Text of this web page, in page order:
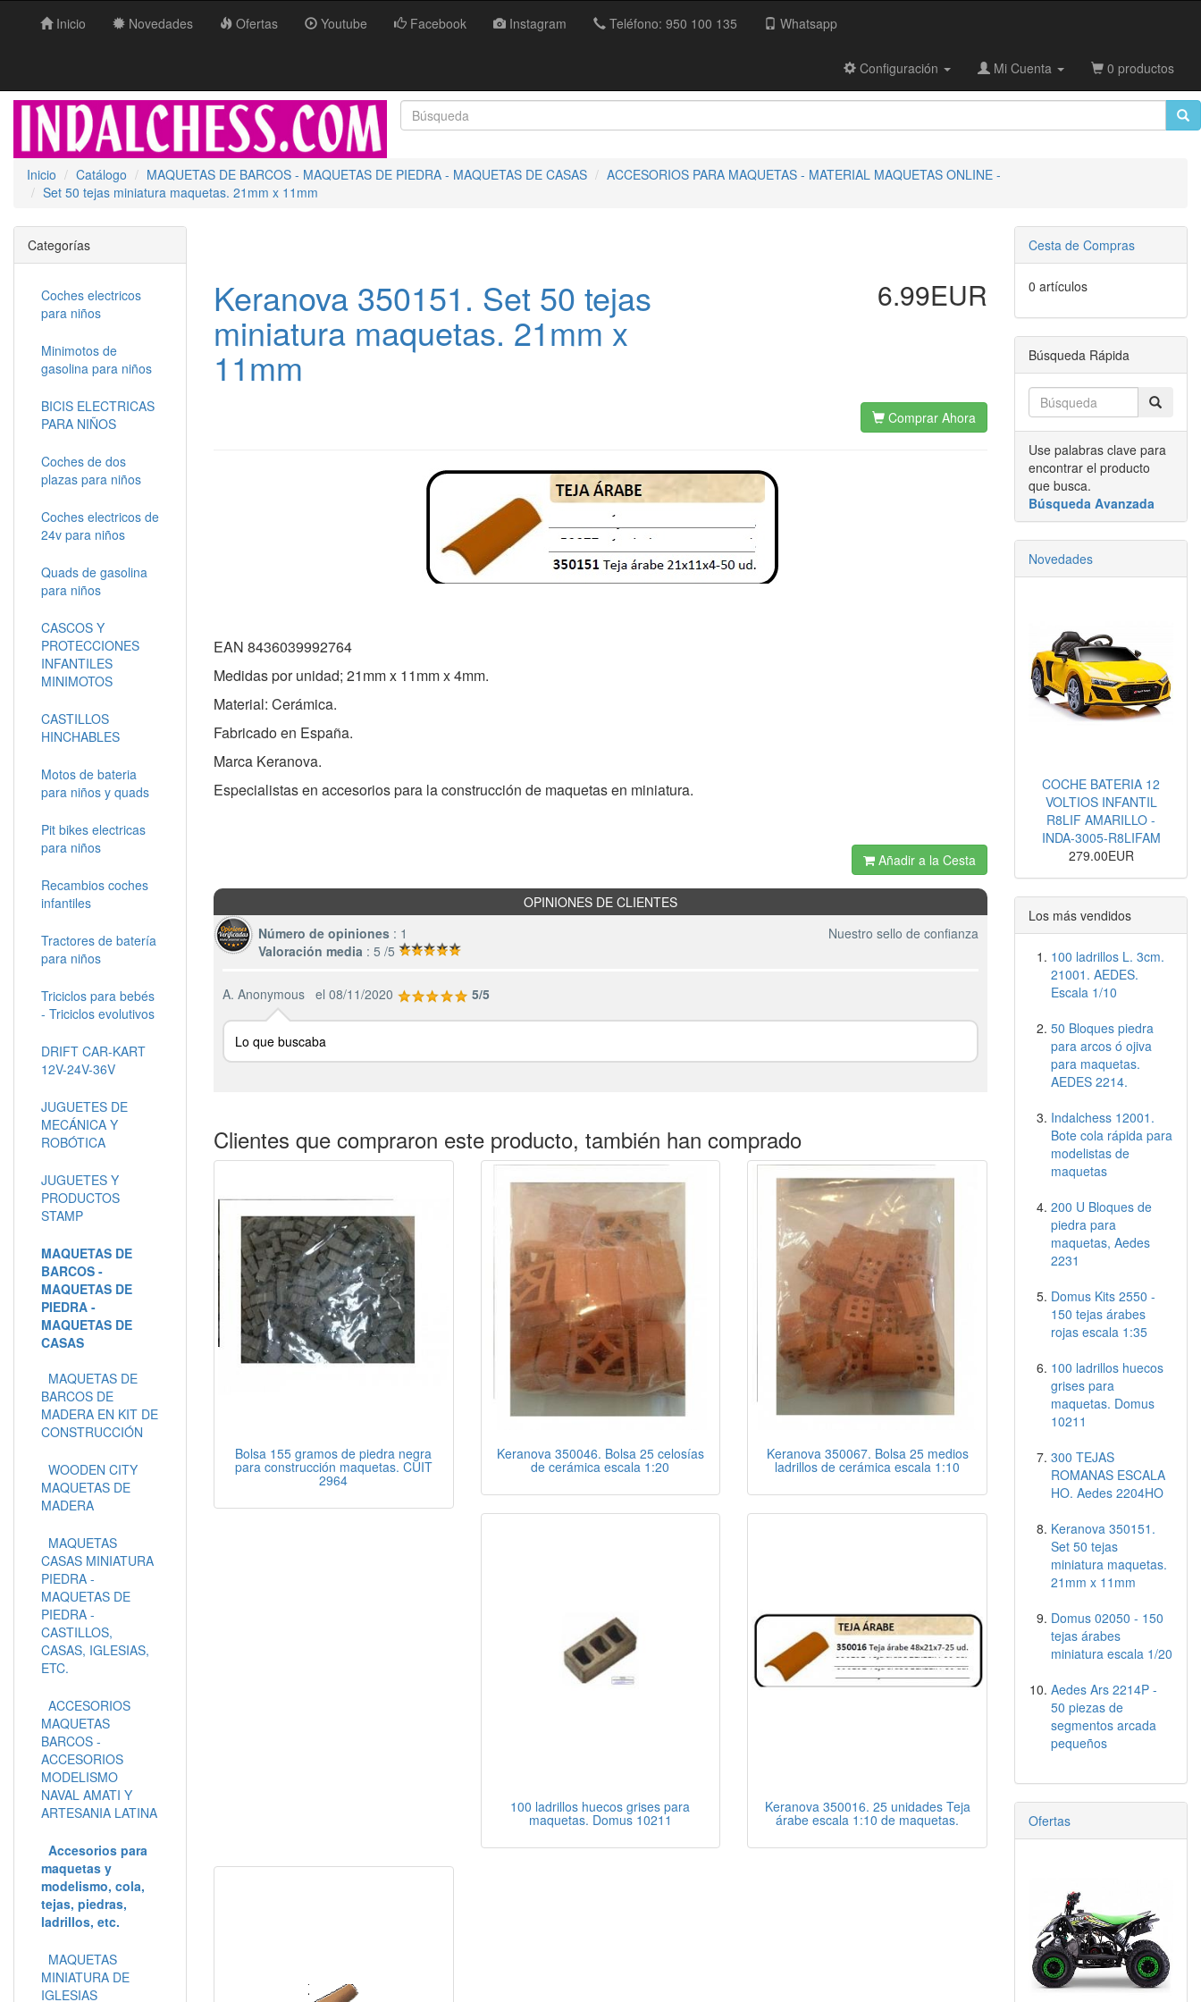
Inicio Novedades Ofertas Youtube Facebook Instagram Teléfono: 950 100 135 Whatsapp
Configuración Mi Cuenta 0 productos
Inicio Catálogo MAQUETAS DE BARCOS - MAQUETAS DE PIEDRA - MAQUETAS DE CASAS
ACCESORIOS PARA MAQUETAS - MATERIAL MAQUETAS ONLINE -
Set 50 tejas miniatura maquetas. 21mm x 11mm
Keranova 350151. Set 50 tejas
miniatura maquetas. 21mm x
11mm
6.99EUR
Comprar Ahora
EAN 8436039992764
Medidas por unidad; 21mm x 11mm x 4mm.
Material: Cerámica.
Fabricado en España.
Marca Keranova.
Especialistas en accesorios para la construcción de maquetas en miniatura.
Añadir a la Cesta
OPINIONES DE CLIENTES
Número de opiniones : 1
Valoración media : 5 /5
Nuestro sello de confianza
A. Anonymous el 08/11/2020 5/5
Lo que buscaba
Clientes que compraron este producto, también han comprado
Bolsa 155 gramos de piedra negra
para construcción maquetas. CUIT
2964
Keranova 350046. Bolsa 25 celosías
de cerámica escala 1:20
Keranova 350067. Bolsa 25 medios
ladrillos de cerámica escala 1:10
100 ladrillos huecos grises para
maquetas. Domus 10211
Keranova 350016. 25 unidades Teja
árabe escala 1:10 de maquetas.
Categorías
Coches electricos
para niños
Minimotos de
gasolina para niños
BICIS ELECTRICAS
PARA NIÑOS
Coches de dos
plazas para niños
Coches electricos de
24v para niños
Quads de gasolina
para niños
CASCOS Y
PROTECCIONES
INFANTILES
MINIMOTOS
CASTILLOS
HINCHABLES
Motos de bateria
para niños y quads
Pit bikes electricas
para niños
Recambios coches
infantiles
Tractores de batería
para niños
Triciclos para bebés
- Triciclos evolutivos
DRIFT CAR-KART
12V-24V-36V
JUGUETES DE
MECÁNICA Y
ROBÓTICA
JUGUETES Y
PRODUCTOS
STAMP
MAQUETAS DE
BARCOS -
MAQUETAS DE
PIEDRA -
MAQUETAS DE
CASAS
MAQUETAS DE
BARCOS DE
MADERA EN KIT DE
CONSTRUCCIÓN
WOODEN CITY
MAQUETAS DE
MADERA
MAQUETAS
CASAS MINIATURA
PIEDRA -
MAQUETAS DE
PIEDRA -
CASTILLOS,
CASAS, IGLESIAS,
ETC.
ACCESORIOS
MAQUETAS
BARCOS -
ACCESORIOS
MODELISMO
NAVAL AMATI Y
ARTESANIA LATINA
Accesorios para
maquetas y
modelismo, cola,
tejas, piedras,
ladrillos, etc.
MAQUETAS
MINIATURA DE
IGLESIAS
Cesta de Compras
0 artículos
Búsqueda Rápida
Use palabras clave para
encontrar el producto
que busca.
Búsqueda Avanzada
Novedades
COCHE BATERIA 12
VOLTIOS INFANTIL
R8LIF AMARILLO -
INDA-3005-R8LIFAM
279.00EUR
Los más vendidos
100 ladrillos L. 3cm.
21001. AEDES.
Escala 1/10
50 Bloques piedra
para arcos ó ojiva
para maquetas.
AEDES 2214.
Indalchess 12001.
Bote cola rápida para
modelistas de
maquetas
200 U Bloques de
piedra para
maquetas, Aedes
2231
Domus Kits 2550 -
150 tejas árabes
rojas escala 1:35
100 ladrillos huecos
grises para
maquetas. Domus
10211
300 TEJAS
ROMANAS ESCALA
HO. Aedes 2204HO
Keranova 350151.
Set 50 tejas
miniatura maquetas.
21mm x 11mm
Domus 02050 - 150
tejas árabes
miniatura escala 1/20
Aedes Ars 2214P -
50 piezas de
segmentos arcada
pequeños
Ofertas